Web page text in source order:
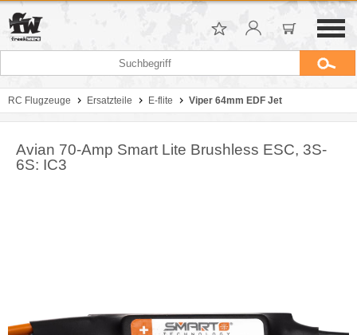
RC Flugzeuge Ersatzteile E-flite Viper 64mm EDF Jet
Avian 70-Amp Smart Lite Brushless ESC, 3S-
6S: IC3